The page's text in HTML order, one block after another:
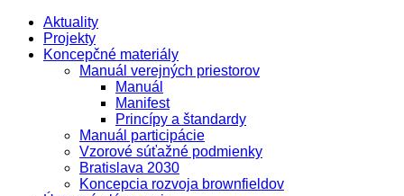
Aktuality
Projekty
Koncepčné materiály
Manuál verejných priestorov
Manuál
Manifest
Princípy a štandardy
Manuál participácie
Vzorové súťažné podmienky
Bratislava 2030
Koncepcia rozvoja brownfieldov